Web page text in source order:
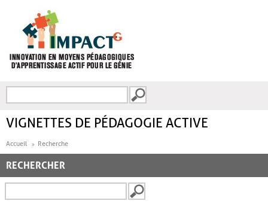
FORMULAIRE DE
VIGNETTES DE PÉDAGOGIE ACTIVE
Accueil Recherche
RECHERCHER